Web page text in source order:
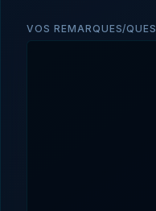
VOS REMARQUES/